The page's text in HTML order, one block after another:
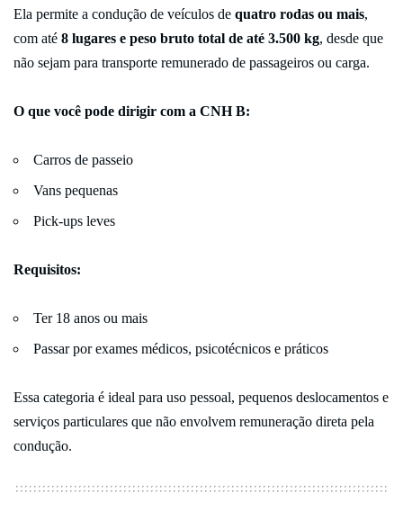
Ela permite a condução de veículos de quatro rodas ou mais,
com até 8 lugares e peso bruto total de até 3.500 kg, desde que
não sejam para transporte remunerado de passageiros ou carga.
O que você pode dirigir com a CNH B:
Carros de passeio
Vans pequenas
Pick-ups leves
Requisitos:
Ter 18 anos ou mais
Passar por exames médicos, psicotécnicos e práticos
Essa categoria é ideal para uso pessoal, pequenos deslocamentos e
serviços particulares que não envolvem remuneração direta pela
condução.